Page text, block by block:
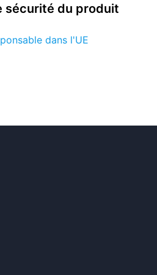
sécurité du produit
dans l'UE